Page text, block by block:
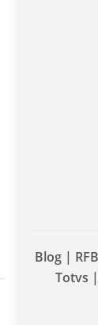
Blog |
Totvs